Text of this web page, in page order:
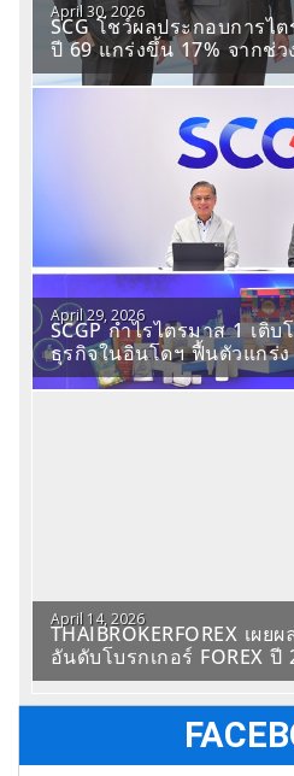
April 30, 2026
SCG โชว์ผลประกอบการไต
ปี 69 แกร่งขึ้น 17% จากช่ว
ของปีก่อน
April 29, 2026
SCGP กำไรไตรมาส 1 เติบ
ธุรกิจในอินโดฯ ฟื้นตัวแกร่
กลยุทธ์เชิงรุกบริหารความ
April 14, 2026
THAIBROKERFOREX เผยผ
อันดับโบรกเกอร์ FOREX ปี
สะท้อนข้อมูลเปรียบเทียบบ
ตลาด